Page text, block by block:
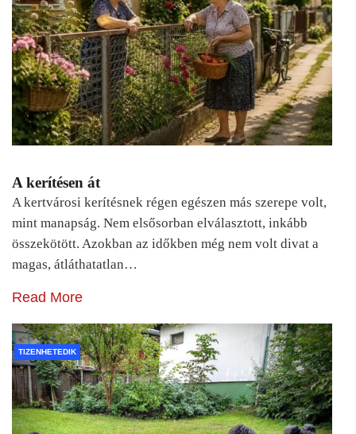
A kerítésen át
A kertvárosi kerítésnek régen egészen más szerepe volt,
mint manapság. Nem elsősorban elválasztott, inkább
összekötött. Azokban az időkben még nem volt divat a
magas, átláthatatlan…
Read More
TIZENHETEDIK